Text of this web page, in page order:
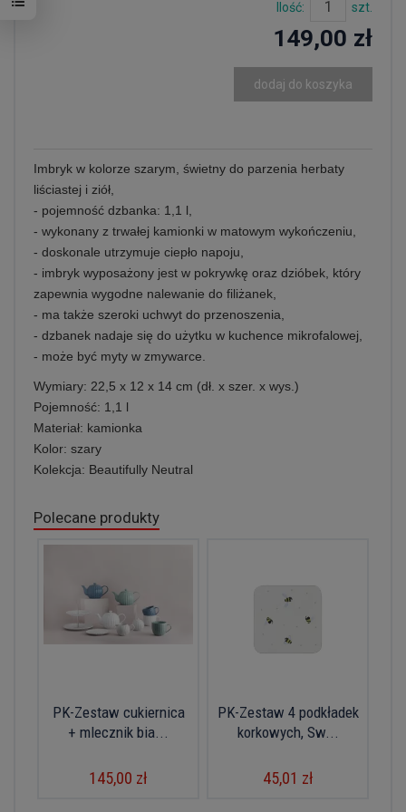
Ilość: szt.
149,00 zł
dodaj do koszyka
Imbryk w kolorze szarym, świetny do parzenia herbaty
liściastej i ziół,
- pojemność dzbanka: 1,1 l,
- wykonany z trwałej kamionki w matowym wykończeniu,
- doskonale utrzymuje ciepło napoju,
- imbryk wyposażony jest w pokrywkę oraz dzióbek, który
zapewnia wygodne nalewanie do filiżanek,
- ma także szeroki uchwyt do przenoszenia,
- dzbanek nadaje się do użytku w kuchence mikrofalowej,
- może być myty w zmywarce.
Wymiary: 22,5 x 12 x 14 cm (dł. x szer. x wys.)
Pojemność: 1,1 l
Materiał: kamionka
Kolor: szary
Kolekcja: Beautifully Neutral
Polecane produkty
PK-Zestaw cukiernica
+ mlecznik bia...
145,00 zł
PK-Zestaw 4 podkładek
korkowych, Sw...
45,01 zł